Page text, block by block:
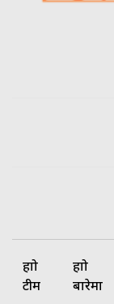
हाम्रो
टीम
हाम्रो
बारेमा